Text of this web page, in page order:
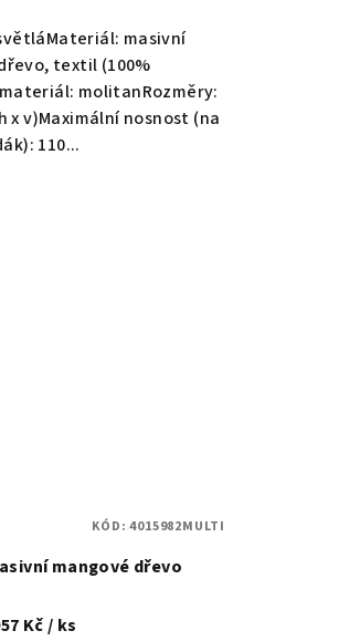
masivní
textil (100%
molitanRozměry:
x v)Maximální nosnost (na
110...
mangové dřevo
Kč/ ks
KÓD:4015982MULTI